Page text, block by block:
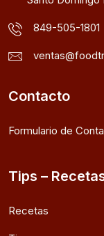
849-505-1801
Contacto
Formulario de
Tips –
Recetas